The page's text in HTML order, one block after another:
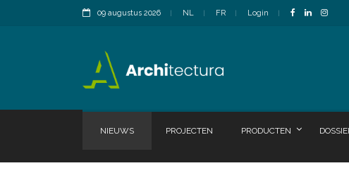
09 augustus 2026 NL FR Login
NIEUWS PROJECTEN PRODUCTEN